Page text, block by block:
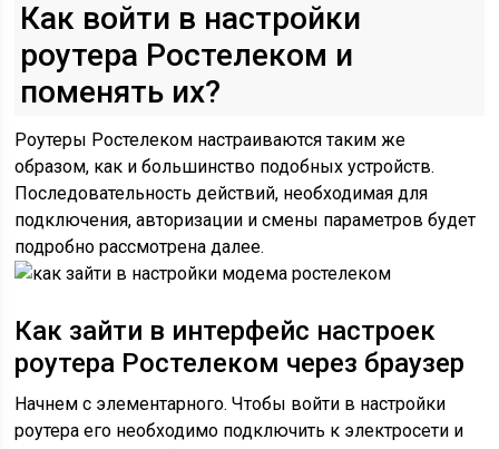
Как войти в настройки
роутера Ростелеком и
поменять их?
Роутеры Ростелеком настраиваются таким же
образом, как и большинство подобных устройств.
Последовательность действий, необходимая для
подключения, авторизации и смены параметров будет
подробно рассмотрена далее.
Как зайти в интерфейс настроек
роутера Ростелеком через браузер
Начнем с элементарного. Чтобы войти в настройки
роутера его необходимо подключить к электросети и